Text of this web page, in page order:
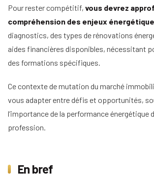
Pour rester compétitif, vous devrez
compréhension des enjeux
diagnostics, des types de rénovations
aides financières disponibles, nécessitant
des formations spécifiques.
Ce contexte de mutation du marché
vous adapter entre défis et opportunités,
l’importance de la performance énergétique
profession.
En bref